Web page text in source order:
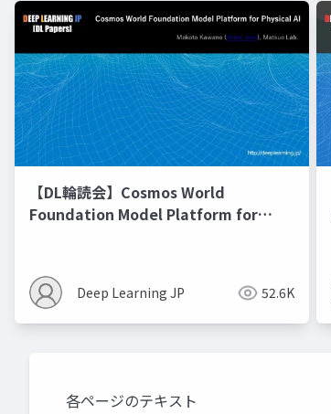
【DL輪読会】Cosmos World
Foundation Model Platform for
Deep Learning JP 52.6K
各ページのテキスト